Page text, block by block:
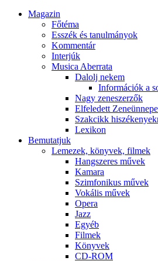
Magazin
Főtéma
Esszék és tanulmányok
Kommentár
Interjúk
Musica Aberrata
Dalolj nekem
Információk a
Nagy zeneszerzők
Elfeledett
Szakcikk
Lexikon
Bemutatjuk
Lemezek, könyvek, filmek
Hangszeres művek
Kamara
Szimfonikus művek
Vokális művek
Opera
Jazz
Egyéb
Filmek
Könyvek
CD-ROM